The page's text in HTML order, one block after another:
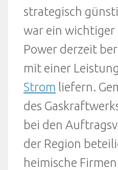
strategisch
war ein wichtiger
Power derzeit
mit einer
Strom liefern.
des
bei den
der Region
heimische